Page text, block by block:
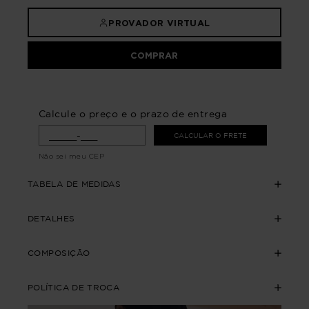
PROVADOR VIRTUAL
COMPRAR
Calcule o preço e o prazo de entrega
CALCULAR O FRETE
Não sei meu CEP
TABELA DE MEDIDAS
DETALHES
COMPOSIÇÃO
POLÍTICA DE TROCA